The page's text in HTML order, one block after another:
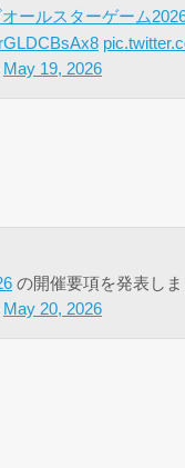
ールスターゲーム
May 19, 2026
の開催要項を発表し
May 20, 2026